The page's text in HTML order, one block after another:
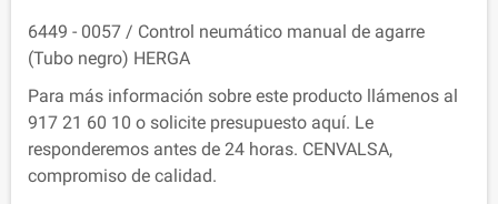
6449 - 0057 / Control neumático manual de agarre
(Tubo negro) HERGA
Para más información sobre este producto llámenos al
917 21 60 10 o solicite presupuesto aquí. Le
responderemos antes de 24 horas. CENVALSA,
compromiso de calidad.